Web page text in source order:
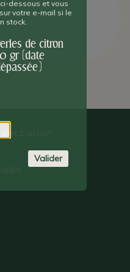
pour décorer et garnir
dent et répandent leur
31/12/23
dessous et vous
votre e-mail si le
stock.
de citron
gr (date
Valider